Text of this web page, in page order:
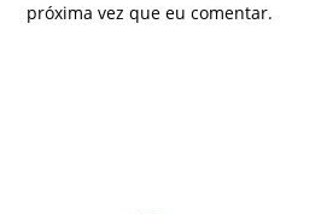
próxima vez que eu comentar.